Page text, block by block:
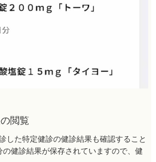
閲覧
した特定健診の健診結果も確認すること
健診結果が保存されていますので、健